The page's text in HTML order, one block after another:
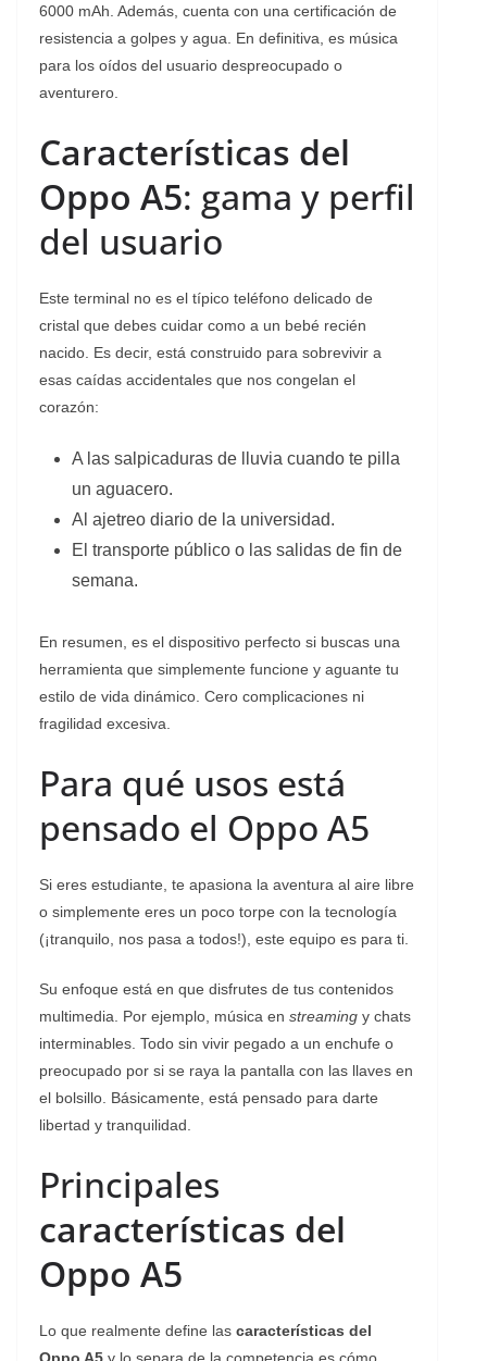
6000 mAh. Además, cuenta con una certificación de
resistencia a golpes y agua. En definitiva, es música
para los oídos del usuario despreocupado o
aventurero.
Características del
Oppo A5: gama y perfil
del usuario
Este terminal no es el típico teléfono delicado de
cristal que debes cuidar como a un bebé recién
nacido. Es decir, está construido para sobrevivir a
esas caídas accidentales que nos congelan el
corazón:
A las salpicaduras de lluvia cuando te pilla
un aguacero.
Al ajetreo diario de la universidad.
El transporte público o las salidas de fin de
semana.
En resumen, es el dispositivo perfecto si buscas una
herramienta que simplemente funcione y aguante tu
estilo de vida dinámico. Cero complicaciones ni
fragilidad excesiva.
Para qué usos está
pensado el Oppo A5
Si eres estudiante, te apasiona la aventura al aire libre
o simplemente eres un poco torpe con la tecnología
(¡tranquilo, nos pasa a todos!), este equipo es para ti.
Su enfoque está en que disfrutes de tus contenidos
multimedia. Por ejemplo, música en streaming y chats
interminables. Todo sin vivir pegado a un enchufe o
preocupado por si se raya la pantalla con las llaves en
el bolsillo. Básicamente, está pensado para darte
libertad y tranquilidad.
Principales
características del
Oppo A5
Lo que realmente define las características del
Oppo A5 y lo separa de la competencia es cómo